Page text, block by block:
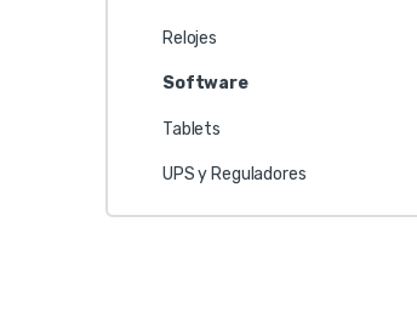
Relojes
Software
Tablets
UPS y Reguladores